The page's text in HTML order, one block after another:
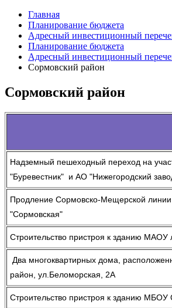
Главная
Планирование бюджета
Адресный инвестиционный
Планирование бюджета
Адресный инвестиционный
Сормовский район
Сормовский район
Надземный пешеходный переход на
"Буревестник" и АО "Нижегородский
Продление Сормовско-Мещерской линии
"Сормовская"
Строительство пристроя к зданию
Два многоквартирных дома,
район, ул.Беломорская, 2А
Строительство пристроя к зданию